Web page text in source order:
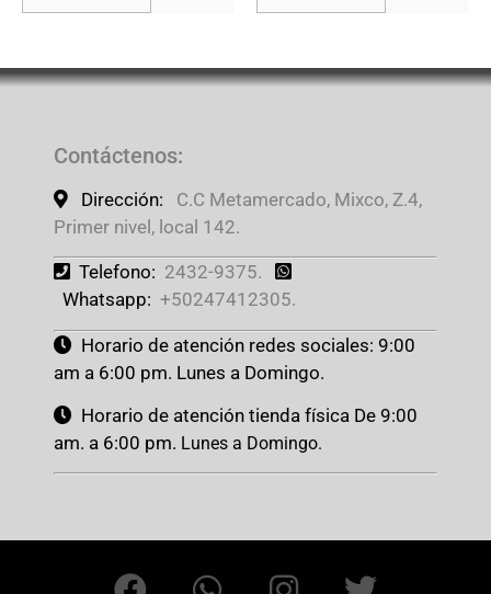
Contáctenos:
Dirección:
C.C Metamercado, Mixco, Z.4,
Primer nivel, local 142.
Telefono: 2432-9375.
Whatsapp: +50247412305.
Horario de atención redes sociales: 9:00
am a 6:00 pm. Lunes a Domingo.
Horario de atención tienda física De 9:00
am. a 6:00 pm. Lunes a Domingo.